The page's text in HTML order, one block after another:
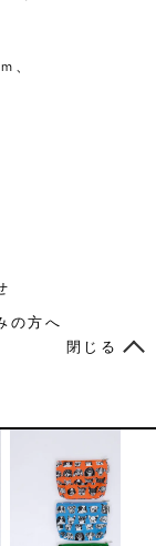
、
の方へ
閉じる